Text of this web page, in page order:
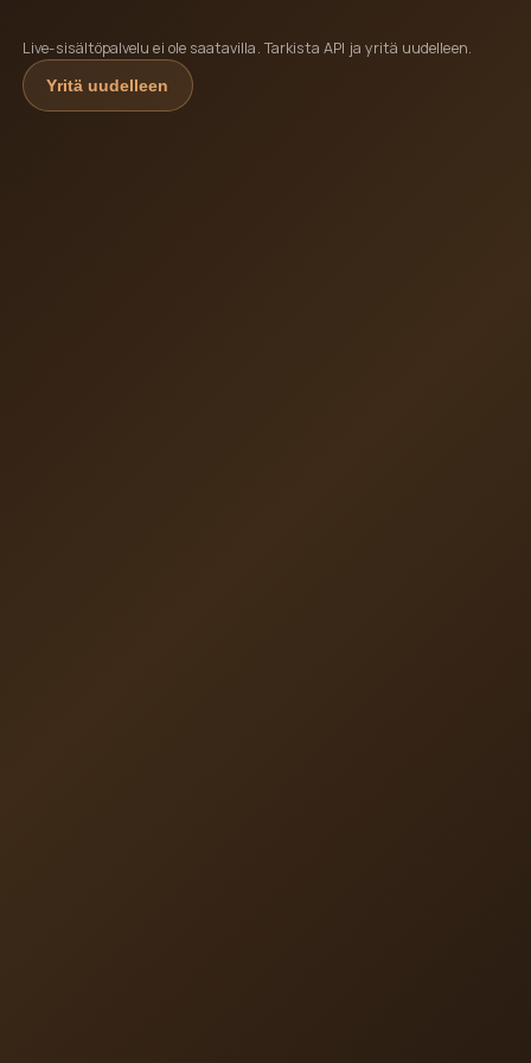
Live-sisältöpalvelu ei ole saatavilla. Tarkista API ja yritä uudelleen.
Yritä uudelleen